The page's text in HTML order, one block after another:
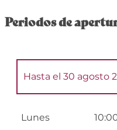
Periodos de
Hasta el 30 agosto
Lunes